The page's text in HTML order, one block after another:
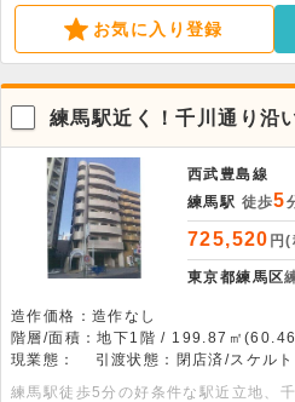
諸条件も柔軟に相談可能ですので、ぜ
お気に入り登録
練馬駅近く！千川通り沿
西武豊島線
練馬駅 徒歩5
725,520 円
東京都練馬区
造作価格：造作なし
階層/面積：地下1階 / 199.87㎡
現業態：
引渡状態：閉店済/スケルト
練馬駅徒歩5分の好条件な駅近立地、